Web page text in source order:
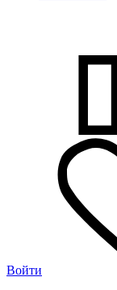
Войти